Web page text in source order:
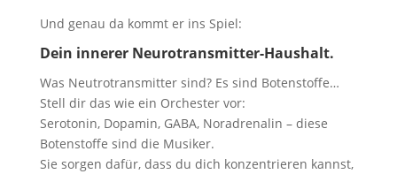
Und genau da kommt er ins Spiel:
Dein innerer Neurotransmitter-Haushalt.
Was Neutrotransmitter sind? Es sind Botenstoffe…
Stell dir das wie ein Orchester vor:
Serotonin, Dopamin, GABA, Noradrenalin – diese
Botenstoffe sind die Musiker.
Sie sorgen dafür, dass du dich konzentrieren kannst,